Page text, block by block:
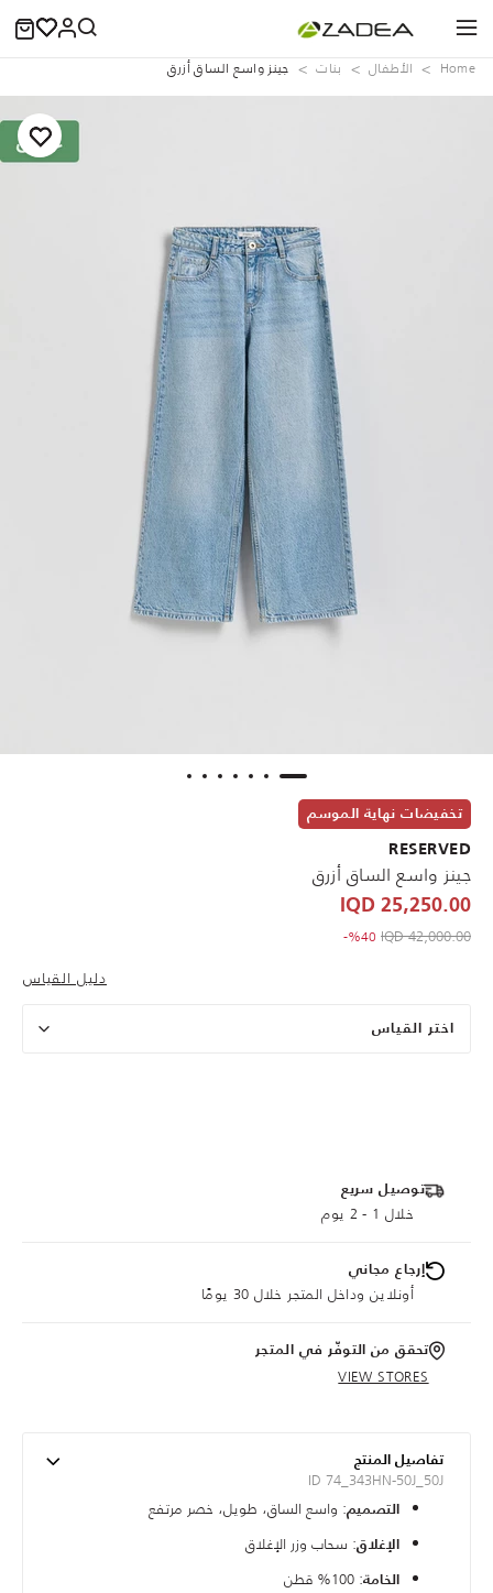
Home الأطفال بنات جينز واسع الساق أزرق
تخفيضات نهاية الموسم
RESERVED
جينز واسع الساق أزرق
25,250.00 IQD
Price reduced from
42,000.00 IQD
to 25,250.00 IQD
%40-
دليل القياس
اختر القياس
توصيل سريع
خلال 1 - 2 يوم
إرجاع مجاني
أونلاين وداخل المتجر خلال 30 يومًا
تحقق من التوفّر في المتجر
VIEW STORES
تفاصيل المنتج
ID 74_343HN-50J_50J
التصميم: واسع الساق، طويل، خصر مرتفع
الإغلاق: سحاب وزر الإغلاق
الخامة: 100% قطن